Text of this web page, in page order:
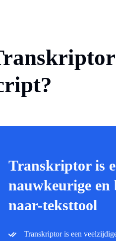
Transkriptor is
nauwkeurige en
naar-teksttool
Transkriptor is een